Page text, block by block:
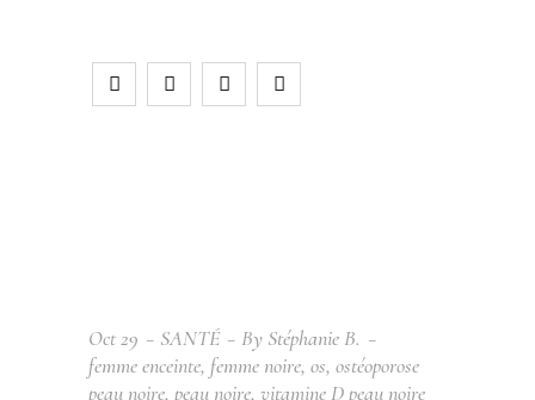
Oct29 SANTÉ By Stéphanie B.
femme enceinte, femme noire, os, ostéoporose
peau noire, peau noire, vitamine D peau noire